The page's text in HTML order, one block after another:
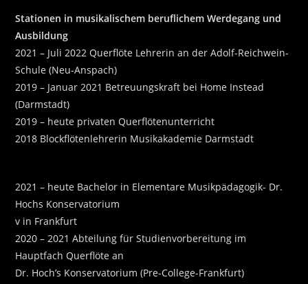
Stationen in musikalischem beruflichem Werdegang und
Ausbildung
2021 – Juli 2022 Querflöte Lehrerin an der Adolf-Reichwein-
Schule (Neu-Anspach)
2019 – Januar 2021 Betreuungskraft bei Home Instead
(Darmstadt)
2019 – heute privaten Querflötenunterricht
2018 Blockflötenlehrerin Musikakademie Darmstadt
2021 – heute Bachelor in Elementare Musikpädagogik- Dr.
Hochs Konservatorium
v in Frankfurt
2020 – 2021 Abteilung für Studienvorbereitung im
Hauptfach Querflöte an
Dr. Hoch’s Konservatorium (Pre-College-Frankfurt)